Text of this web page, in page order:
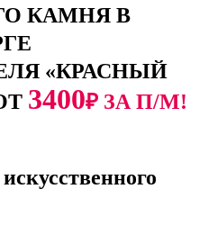
КАМНЯ В
«КРАСНЫЙ
3400₽ ЗА П/М!